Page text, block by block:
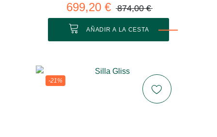
699,20 € 874,00 €
AÑADIR A LA CESTA
-21%